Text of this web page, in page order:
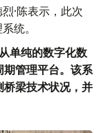
·陈表示，此次
统。
单纯的数字化数
管理平台。该系
梁技术状况，并